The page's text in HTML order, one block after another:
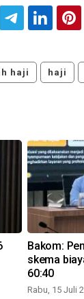
haji haji
Bakom:
skema
60:40
Rabu, 15 Juli